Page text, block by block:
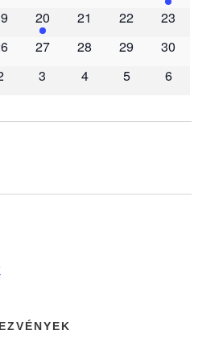
20 21 22
23
27 28 29
30
3 4 5 6